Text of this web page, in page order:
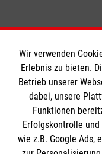
Impressum
Datenschutz
Die Malteser
Wir verwenden
Erlebnis zu bieten.
Betrieb unserer
dabei, unsere
Funktionen
Erfolgskontrolle
wie z.B. Google Ads,